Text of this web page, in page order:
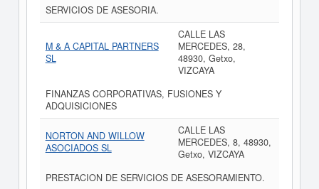
SERVICIOS DE ASESORIA.
M & A CAPITAL PARTNERS
SL
CALLE LAS
MERCEDES, 28,
48930, Getxo,
VIZCAYA
FINANZAS CORPORATIVAS, FUSIONES Y
ADQUISICIONES
NORTON AND WILLOW
ASOCIADOS SL
CALLE LAS
MERCEDES, 8, 48930,
Getxo, VIZCAYA
PRESTACION DE SERVICIOS DE ASESORAMIENTO.